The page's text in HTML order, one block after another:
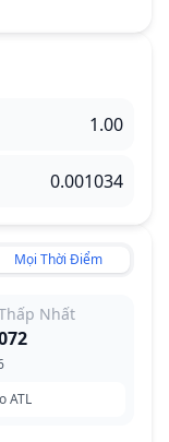
Mọi Thời Điểm
Nhất
ATL